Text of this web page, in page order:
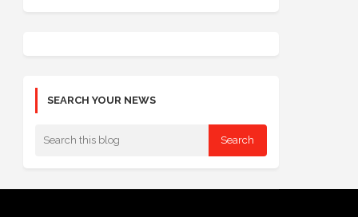
SEARCH YOUR NEWS